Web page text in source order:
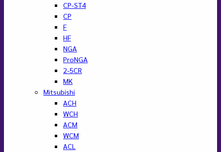
CP-ST4
CP
F
HF
NGA
ProNGA
2-5CR
MK
Mitsubishi
ACH
WCH
ACM
WCM
ACL